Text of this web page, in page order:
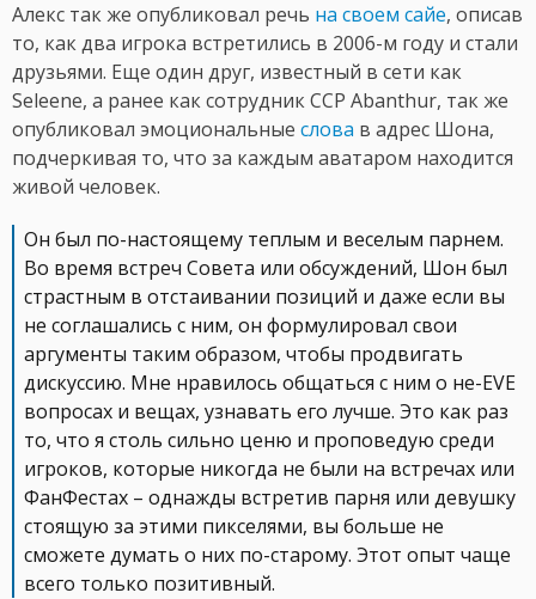
Алекс так же опубликовал речь на своем сайе, описав
то, как два игрока встретились в 2006-м году и стали
друзьями. Еще один друг, известный в сети как
Seleene, а ранее как сотрудник CCP Abanthur, так же
опубликовал эмоциональные слова в адрес Шона,
подчеркивая то, что за каждым аватаром находится
живой человек.
Он был по-настоящему теплым и веселым парнем.
Во время встреч Совета или обсуждений, Шон был
страстным в отстаивании позиций и даже если вы
не соглашались с ним, он формулировал свои
аргументы таким образом, чтобы продвигать
дискуссию. Мне нравилось общаться с ним о не-EVE
вопросах и вещах, узнавать его лучше. Это как раз
то, что я столь сильно ценю и проповедую среди
игроков, которые никогда не были на встречах или
ФанФестах – однажды встретив парня или девушку
стоящую за этими пикселями, вы больше не
сможете думать о них по-старому. Этот опыт чаще
всего только позитивный.